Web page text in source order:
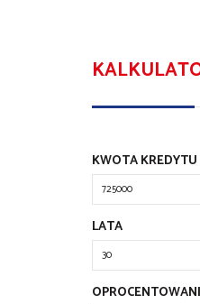
KWOTA KREDYTU
LATA